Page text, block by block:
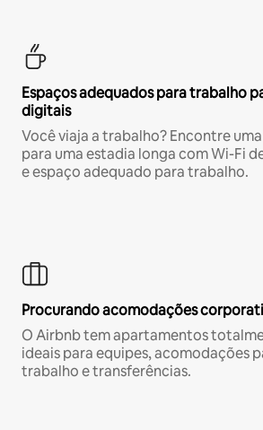
Espaços adequados para trabalho
digitais
Você viaja a trabalho? Encontre
para uma estadia longa com Wi-Fi
e espaço adequado para trabalho.
Procurando acomodações
O Airbnb tem apartamentos
ideais para equipes, acomodações
trabalho e transferências.